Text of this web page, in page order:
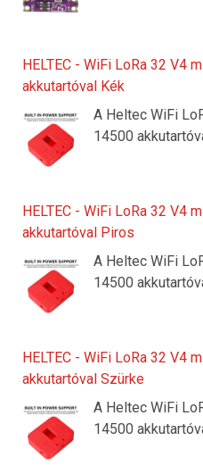
HELTEC - WiFi LoRa 32 V4
akkutartóval Kék
A Heltec WiFi
14500
HELTEC - WiFi LoRa 32 V4
akkutartóval Piros
A Heltec WiFi
14500
HELTEC - WiFi LoRa 32 V4
akkutartóval Szürke
A Heltec WiFi
14500